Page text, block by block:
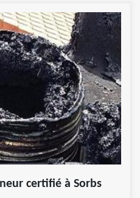
certifié à Sorbs